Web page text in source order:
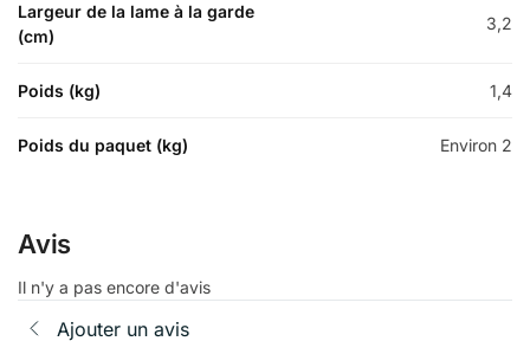
Largeur de la lame à la garde
(cm)
3,2
Poids (kg) 1,4
Poids du paquet (kg) Environ 2
Avis
Il n'y a pas encore d'avis
Ajouter un avis